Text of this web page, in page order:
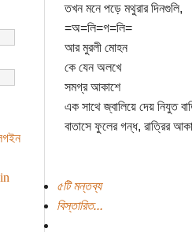
তখন মনে পড়ে মথুরার দিনগুলি,
=অ=লি=গ=লি=
আর মুরলী মোহন
কে যেন অলখে
সমগ্র আকাশে
এক সাথে জ্বালিয়ে দেয় নিযুত
বাতাসে ফুলের গন্ধ, রাত্রির
৫টি মন্তব্য
বিস্তারিত...